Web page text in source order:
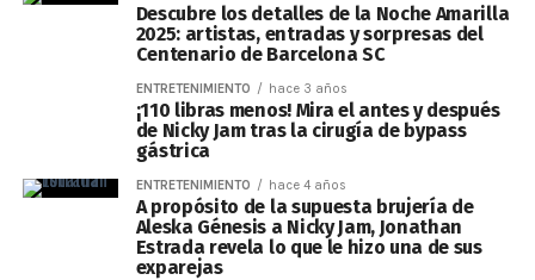
Descubre los detalles de la Noche Amarilla
2025: artistas, entradas y sorpresas del
Centenario de Barcelona SC
ENTRETENIMIENTO hace 3 años
¡110 libras menos! Mira el antes y después
de Nicky Jam tras la cirugía de bypass
gástrica
ENTRETENIMIENTO hace 4 años
A propósito de la supuesta brujería de
Aleska Génesis a Nicky Jam, Jonathan
Estrada revela lo que le hizo una de sus
exparejas